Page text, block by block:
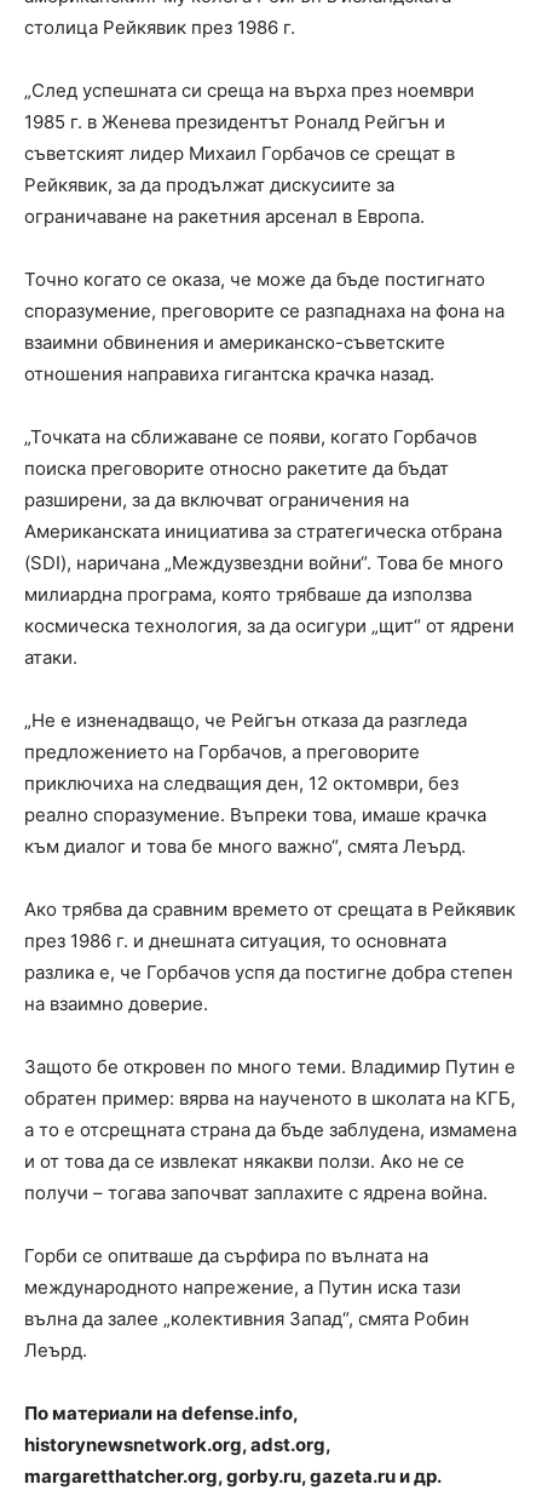
столица Рейкявик през 1986 г.
„След успешната си среща на върха през ноември
1985 г. в Женева президентът Роналд Рейгън и
съветският лидер Михаил Горбачов се срещат в
Рейкявик, за да продължат дискусиите за
ограничаване на ракетния арсенал в Европа.
Точно когато се оказа, че може да бъде постигнато
споразумение, преговорите се разпаднаха на фона на
взаимни обвинения и американско-съветските
отношения направиха гигантска крачка назад.
„Точката на сближаване се появи, когато Горбачов
поиска преговорите относно ракетите да бъдат
разширени, за да включват ограничения на
Американската инициатива за стратегическа отбрана
(SDI), наричана „Междузвездни войни“. Това бе много
милиардна програма, която трябваше да използва
космическа технология, за да осигури „щит“ от ядрени
атаки.
„Не е изненадващо, че Рейгън отказа да разгледа
предложението на Горбачов, а преговорите
приключиха на следващия ден, 12 октомври, без
реално споразумение. Въпреки това, имаше крачка
към диалог и това бе много важно“, смята Леърд.
Ако трябва да сравним времето от срещата в Рейкявик
през 1986 г. и днешната ситуация, то основната
разлика е, че Горбачов успя да постигне добра степен
на взаимно доверие.
Защото бе откровен по много теми. Владимир Путин е
обратен пример: вярва на наученото в школата на КГБ,
а то е отсрещната страна да бъде заблудена, измамена
и от това да се извлекат някакви ползи. Ако не се
получи – тогава започват заплахите с ядрена война.
Горби се опитваше да сърфира по вълната на
международното напрежение, а Путин иска тази
вълна да залее „колективния Запад“, смята Робин
Леърд.
По материали на defense.info,
historynewsnetwork.org, adst.org,
margaretthatcher.org, gorby.ru, gazeta.ru и др.